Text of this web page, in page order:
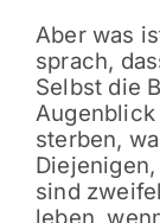
Aber was
sprach,
Selbst die
sterben,
sind
leben,